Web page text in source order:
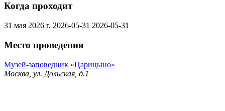
Когда проходит
31 мая 2026 г. 2026-05-31 2026-05-31
Место проведения
Музей-заповедник «Царицыно»
Москва, ул. Дольская, д.1